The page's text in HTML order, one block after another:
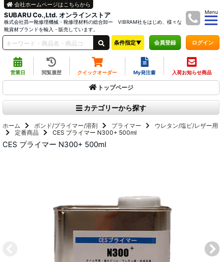
SUBARU Co.,Ltd. オンラインストア
株式会社昴ー靴修理機械・靴修理材料の総合卸ー VIBRAM社をはじめ、様々な
靴資材ブランドを輸入・販売しています。
Menu
会社ホームページはこちらから
条件指定▼ 会員登録 ログイン
営業日 閲覧履歴 クイックオーダー My発注書 入荷お知らせ商品
トップページ
カテゴリーから探す
ホーム ボンド/プライマー/溶剤 プライマー
ウレタン/塩ビ/レザー用
定番商品
CES プライマー N300+ 500ml
CES プライマー N300+ 500ml